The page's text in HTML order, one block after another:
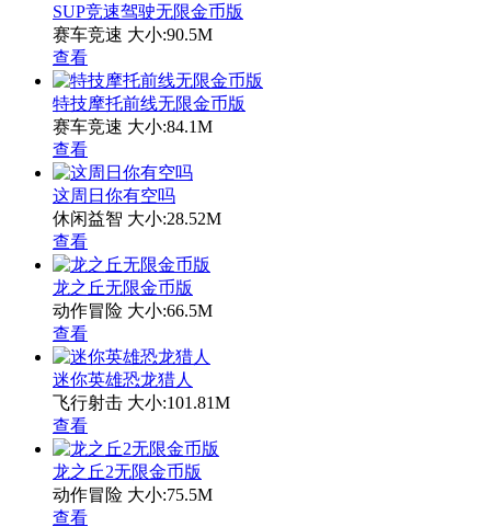
SUP竞速驾驶无限金币版
赛车竞速 大小:90.5M
查看
特技摩托前线无限金币版
赛车竞速 大小:84.1M
查看
这周日你有空吗
休闲益智 大小:28.52M
查看
龙之丘无限金币版
动作冒险 大小:66.5M
查看
迷你英雄恐龙猎人
飞行射击 大小:101.81M
查看
龙之丘2无限金币版
动作冒险 大小:75.5M
查看